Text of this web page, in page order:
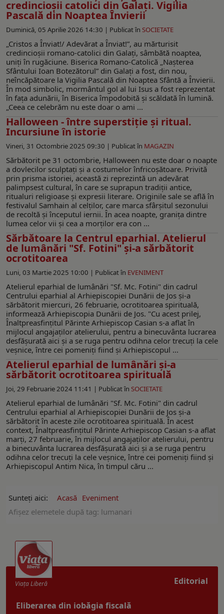
credincioşii catolici din Galaţi. Vigilia
Pascală din Noaptea Învierii
Duminică, 05 Aprilie 2026 14:30 | Publicat în SOCIETATE
„Cristos a Înviat!/ Adevărat a Înviat!”, au mărturisit
credincioşii romano-catolici din Galaţi, sâmbătă noaptea,
uniţi în rugăciune. Biserica Romano-Catolică „Naşterea
Sfântului Ioan Botezătorul” din Galaţi a fost, din nou,
neîncăpătoare la Vigilia Pascală din Noaptea Sfântă a Învierii.
În mod simbolic, mormântul gol al lui Isus a fost reprezentat
în faţa adunării, în Biserica împodobită şi scăldată în lumină.
„Ceea ce celebrăm nu este doar o ami ...
Halloween - între superstiție și ritual.
Incursiune în istorie
Vineri, 31 Octombrie 2025 09:30 | Publicat în MAGAZIN
Sărbătorit pe 31 octombrie, Halloween nu este doar o noapte
a dovlecilor sculptați și a costumelor înfricoșătoare. Privită
prin prisma istoriei, această zi reprezintă un adevărat
palimpsest cultural, în care se suprapun tradiții antice,
ritualuri religioase și expresii literare. Originile sale se află în
festivalul Samhain al celților, care marca sfârșitul sezonului
de recoltă și începutul iernii. În acea noapte, granița dintre
lumea celor vii și cea a morților era con ...
Sărbătoare la Centrul eparhial. Atelierul
de lumânări "Sf. Fotini" și-a sărbătorit
ocrotitoarea
Luni, 03 Martie 2025 10:00 | Publicat în EVENIMENT
Atelierul eparhial de lumânări "Sf. Mc. Fotini" din cadrul
Centrului eparhial al Arhiepiscopiei Dunării de Jos şi-a
sărbătorit miercuri, 26 februarie, ocrotitoarea spirituală,
informează Arhiepiscopia Dunării de Jos. "Cu acest prilej,
Înaltpreasfinţitul Părinte Arhiepiscop Casian s-a aflat în
mijlocul angajaților atelierului, pentru a binecuvânta lucrarea
desfăşurată aici şi a se ruga pentru odihna celor trecuţi la cele
veşnice, între cei pomeniţi fiind şi Arhiepiscopul ...
Atelierul eparhial de lumânări și-a
sărbătorit ocrotitoarea spirituală
Joi, 29 Februarie 2024 11:41 | Publicat în SOCIETATE
Atelierul eparhial de lumânări "Sf. Mc. Fotini" din cadrul
Centrului eparhial al Arhiepiscopiei Dunării de Jos şi-a
sărbătorit în aceste zile ocrotitoarea spirituală. În acest
context, Înaltpreasfinţitul Părinte Arhiepiscop Casian s-a aflat
marți, 27 februarie, în mijlocul angajaţilor atelierului, pentru
a binecuvânta lucrarea desfăşurată aici şi a se ruga pentru
odihna celor trecuţi la cele veşnice, între cei pomeniţi fiind şi
Arhiepiscopul Antim Nica, în timpul căru ...
Sunteți aici: Acasă Eveniment
Afişez elemetele după tag: lumanari
Editorial
Viaţa Liberă
Eliberarea din iobăgia fiscală